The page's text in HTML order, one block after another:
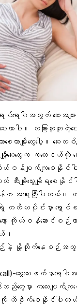
ာင်ရောဂါအတွက် ဆေးအ
ာပါ။ တခြားတူတူတွဲပေး
ာမျိုးတွေပေါ့။ ဆေးတစ်မ
တွေက ကလေးငယ်ကို မွေး
ယ်ဝန်ပျက်ကျစေနိုင်ပ
တ် ဆီးချိုသွေးချိုရစေနိုင်
ရေးကြီးပါတယ်။ တခ
တတိယပိုင်းမှာ ရှော
ော့ ကိုယ်ဝန်ဆောင်စဉ်က
။
နဲ့ နို့တိုက်နေစဉ်အတွင်း
သွေးလေးဖက်နာရောဂ
သည်တွေမှာ ကလေးပျက်
ေကို ထိခိုက်စေနိုင်ပါတ